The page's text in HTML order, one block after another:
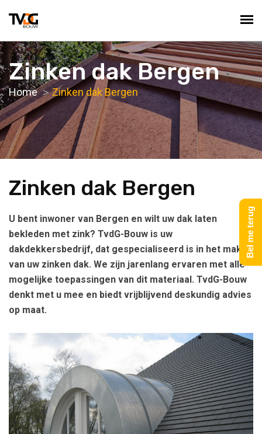
Zinken dak Bergen
Home Zinken dak Bergen
Zinken dak Bergen
U bent inwoner van Bergen en wilt uw dak laten
bekleden met zink? TvdG-Bouw is uw
dakdekkersbedrijf, dat gespecialiseerd is in het maken
van uw zinken dak. We zijn jarenlang ervaren met alle
mogelijke toepassingen van dit materiaal. TvdG-Bouw
denkt met u mee en biedt vrijblijvend deskundig advies
op maat.
Bel me terug